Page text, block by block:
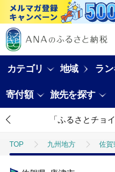
カテゴリ 地域 ラ
寄付額 旅先を探す
「ふるさとチョ
TOP 九州地方 佐賀